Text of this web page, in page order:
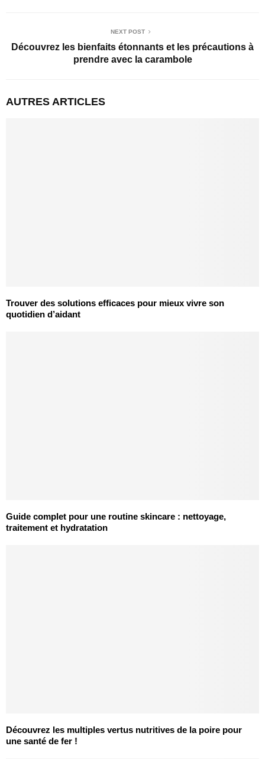
NEXT POST
Découvrez les bienfaits étonnants et les précautions à
prendre avec la carambole
AUTRES ARTICLES
Trouver des solutions efficaces pour mieux vivre son
quotidien d’aidant
Guide complet pour une routine skincare : nettoyage,
traitement et hydratation
Découvrez les multiples vertus nutritives de la poire pour
une santé de fer !